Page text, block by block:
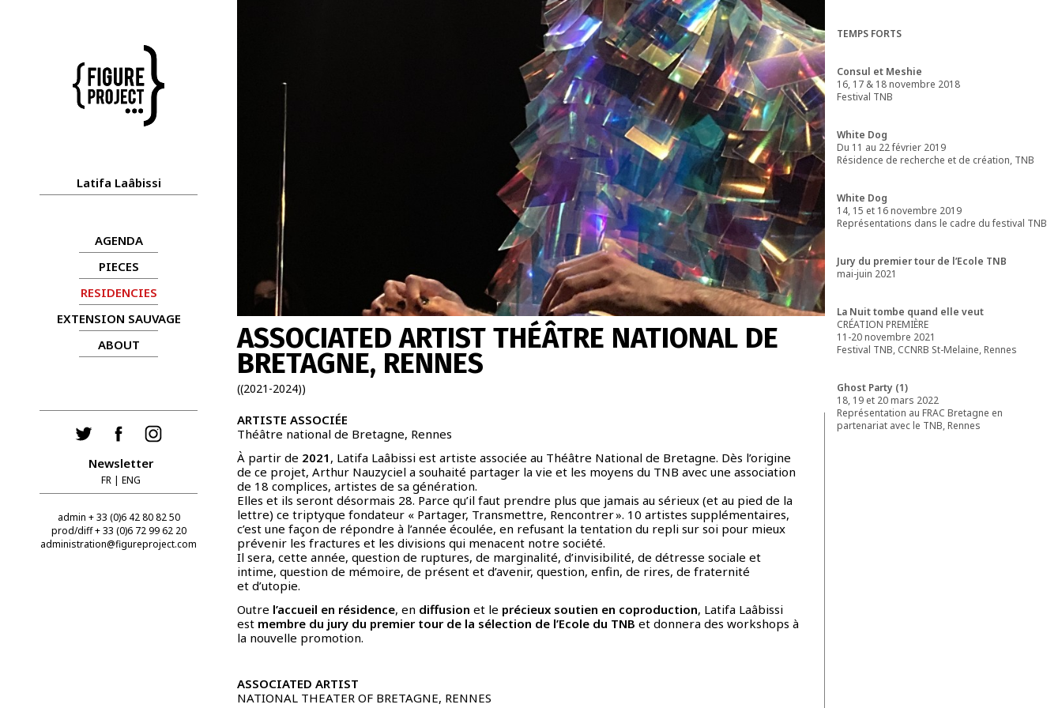
Latifa Laâbissi
AGENDA
PIECES
RESIDENCIES
EXTENSION SAUVAGE
ABOUT
Newsletter
FR | ENG
admin + 33 (0)6 42 80 82 50
prod/diff + 33 (0)6 72 99 62 20
administration@figureproject.com
ASSOCIATED ARTIST THÉÂTRE NATIONAL DE
BRETAGNE, RENNES
((2021-2024))
ARTISTE ASSOCIÉE
Théâtre national de Bretagne, Rennes
À partir de 2021 , Latifa Laâbissi est artiste associée au Théâtre National de Bretagne. Dès l’origine
de ce projet, Arthur Nauzyciel a souhaité partager la vie et les moyens du TNB avec une association
de 18 complices, artistes de sa génération.
Elles et ils seront désormais 28. Parce qu’il faut prendre plus que jamais au sérieux (et au pied de la
lettre) ce triptyque fondateur « Partager, Transmettre, Rencontrer ». 10 artistes supplémentaires,
c’est une façon de répondre à l’année écoulée, en refusant la tentation du repli sur soi pour mieux
prévenir les fractures et les divisions qui menacent notre société.
Il sera, cette année, question de ruptures, de marginalité, d’invisibilité, de détresse sociale et
intime, question de mémoire, de présent et d’avenir, question, enfin, de rires, de fraternité
et d’utopie.
Outre l’accueil en résidence, en diffusion et le précieux soutien en coproduction, Latifa Laâbissi
est membre du jury du premier tour de la sélection de l’Ecole du TNB et donnera des workshops à
la nouvelle promotion.
ASSOCIATED ARTIST
NATIONAL THEATER OF BRETAGNE, RENNES
TEMPS FORTS
Consul et Meshie
16, 17 & 18 novembre 2018
Festival TNB
White Dog
Du 11 au 22 février 2019
Résidence de recherche et de création, TNB
White Dog
14, 15 et 16 novembre 2019
Représentations dans le cadre du festival TNB
Jury du premier tour de l’Ecole TNB
mai-juin 2021
La Nuit tombe quand elle veut
CRÉATION PREMIÈRE
11-20 novembre 2021
Festival TNB, CCNRB St-Melaine, Rennes
Ghost Party (1)
18, 19 et 20 mars 2022
Représentation au FRAC Bretagne en
partenariat avec le TNB, Rennes